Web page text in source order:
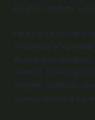
kararlar almamıza
Ekonominin
davranışların
dönüştüğünü gösteren
nedenle, ister bireysel
ekonomi stratejileri
zaman yanımızda